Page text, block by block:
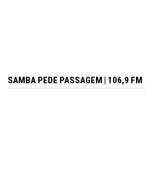
SAMBA PEDE PASSAGEM | 106,9 FM